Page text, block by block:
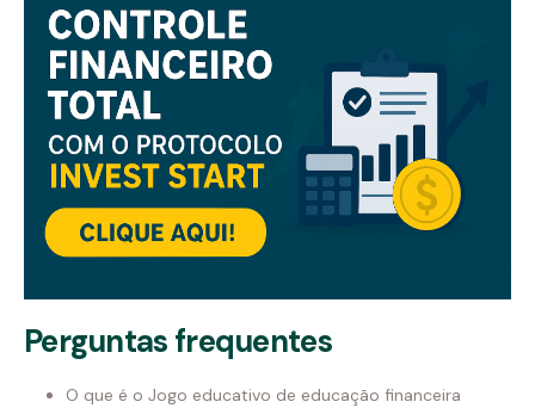
Perguntas frequentes
O que é o Jogo educativo de educação financeira